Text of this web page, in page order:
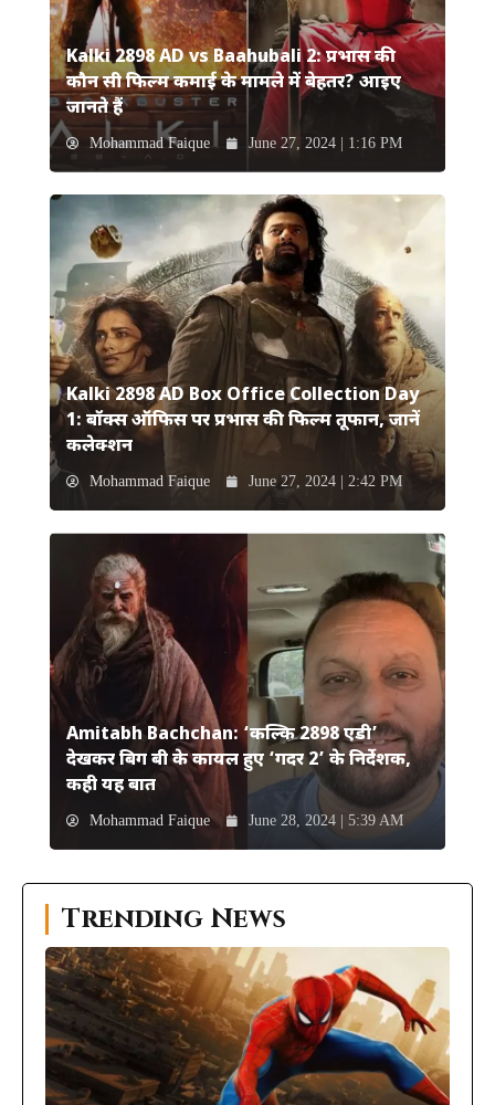
Kalki 2898 AD vs Baahubali 2: प्रभास की
कौन सी फिल्म कमाई के मामले में बेहतर? आइए
जानते हैं
Mohammad Faique June 27, 2024 | 1:16 PM
Kalki 2898 AD Box Office Collection Day
1: बॉक्स ऑफिस पर प्रभास की फिल्म तूफान, जानें
कलेक्शन
Mohammad Faique June 27, 2024 | 2:42 PM
Amitabh Bachchan: ‘कल्कि 2898 एडी’
देखकर बिग बी के कायल हुए ‘गदर 2’ के निर्देशक,
कही यह बात
Mohammad Faique June 28, 2024 | 5:39 AM
Trending News